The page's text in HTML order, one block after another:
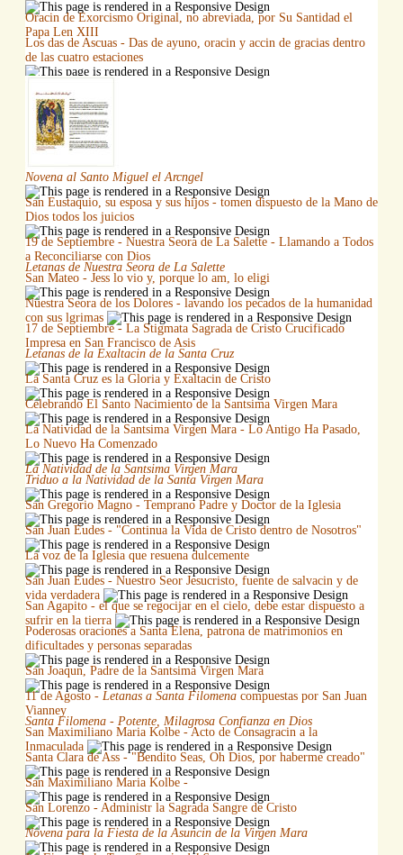
Oracin de Exorcismo Original, no abreviada, por Su Santidad el
Papa Len XIII
Los das de Ascuas - Das de ayuno, oracin y accin de gracias dentro
de las cuatro estaciones
Novena al Santo Miguel el Arcngel
San Eustaquio, su esposa y sus hijos - tomen dispuesto de la Mano de
Dios todos los juicios
19 de Septiembre - Nuestra Seora de La Salette - Llamando a Todos
a Reconciliarse con Dios
Letanas de Nuestra Seora de La Salette
San Mateo - Jess lo vio y, porque lo am, lo eligi
Nuestra Seora de los Dolores - lavando los pecados de la humanidad
con sus lgrimas
17 de Septiembre - La Stigmata Sagrada de Cristo Crucificado
Impresa en San Francisco de Asis
Letanas de la Exaltacin de la Santa Cruz
La Santa Cruz es la Gloria y Exaltacin de Cristo
Celebrando El Santo Nacimiento de la Santsima Virgen Mara
La Natividad de la Santsima Virgen Mara - Lo Antigo Ha Pasado,
Lo Nuevo Ha Comenzado
La Natividad de la Santsima Virgen Mara
Triduo a la Natividad de la Santa Virgen Mara
San Gregorio Magno - Temprano Padre y Doctor de la Iglesia
San Juan Eudes - "Continua la Vida de Cristo dentro de Nosotros"
La voz de la Iglesia que resuena dulcemente
San Juan Eudes - Nuestro Seor Jesucristo, fuente de salvacin y de
vida verdadera
San Agapito - el que se regocijar en el cielo, debe estar dispuesto a
sufrir en la tierra
Poderosas oraciones a Santa Elena, patrona de matrimonios en
dificultades y personas separadas
San Joaqun, Padre de la Santsima Virgen Mara
11 de Agosto - Letanas a Santa Filomena compuestas por San Juan
Vianney
Santa Filomena - Potente, Milagrosa Confianza en Dios
San Maximiliano Maria Kolbe - Acto de Consagracin a la
Inmaculada
Santa Clara de Ass - "Bendito Seas, Oh Dios, por haberme creado"
San Maximiliano Maria Kolbe -
San Lorenzo - Administr la Sagrada Sangre de Cristo
Novena para la Fiesta de la Asuncin de la Virgen Mara